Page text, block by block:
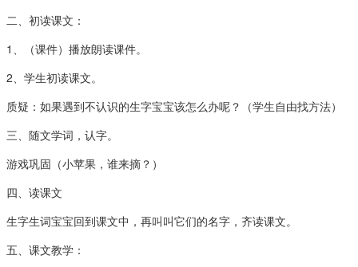
二、初读课文：
1、（课件）播放朗读课件。
2、学生初读课文。
质疑：如果遇到不认识的生字宝宝该怎么办呢？（学生自由找方法）
三、随文学词，认字。
游戏巩固（小苹果，谁来摘？）
四、读课文
生字生词宝宝回到课文中，再叫叫它们的名字，齐读课文。
五、课文教学：